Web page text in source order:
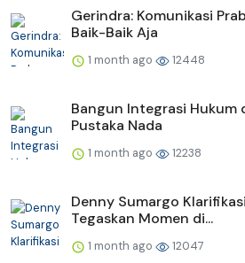
Gerindra: Komunikasi
Baik-Baik Aja
1 month ago 12448
Bangun Integrasi Hukum
Pustaka Nada
1 month ago 12238
Denny Sumargo
Tegaskan Momen di...
1 month ago 12047